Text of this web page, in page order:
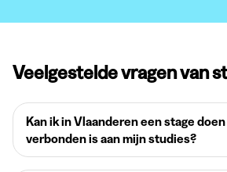
Veelgestelde vragen van
Kan ik in Vlaanderen een stage
verbonden is aan mijn studies?